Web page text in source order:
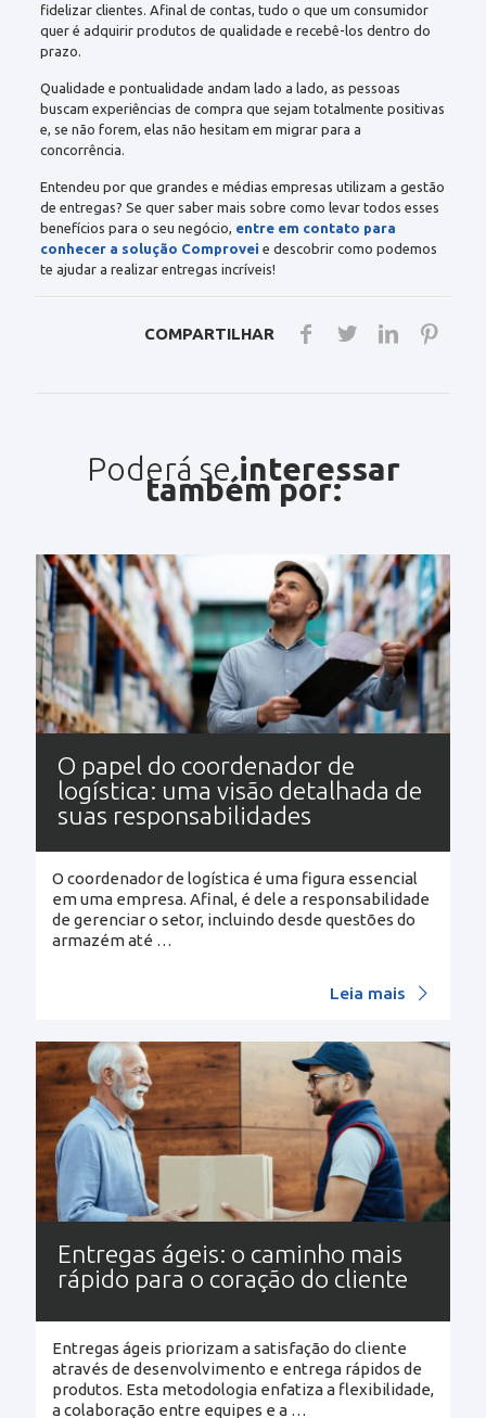
fidelizar clientes. Afinal de contas, tudo o que um consumidor
quer é adquirir produtos de qualidade e recebê-los dentro do
prazo.
Qualidade e pontualidade andam lado a lado, as pessoas
buscam experiências de compra que sejam totalmente positivas
e, se não forem, elas não hesitam em migrar para a
concorrência.
Entendeu por que grandes e médias empresas utilizam a gestão
de entregas? Se quer saber mais sobre como levar todos esses
benefícios para o seu negócio, entre em contato para
conhecer a solução Comprovei e descobrir como podemos
te ajudar a realizar entregas incríveis!
COMPARTILHAR
Poderá seinteressar
também por:
O papel do coordenador de
logística: uma visão detalhada de
suas responsabilidades
O coordenador de logística é uma figura essencial
em uma empresa. Afinal, é dele a responsabilidade
de gerenciar o setor, incluindo desde questões do
armazém até …
Leia mais
Entregas ágeis: o caminho mais
rápido para o coração do cliente
Entregas ágeis priorizam a satisfação do cliente
através de desenvolvimento e entrega rápidos de
produtos. Esta metodologia enfatiza a flexibilidade,
a colaboração entre equipes e a …